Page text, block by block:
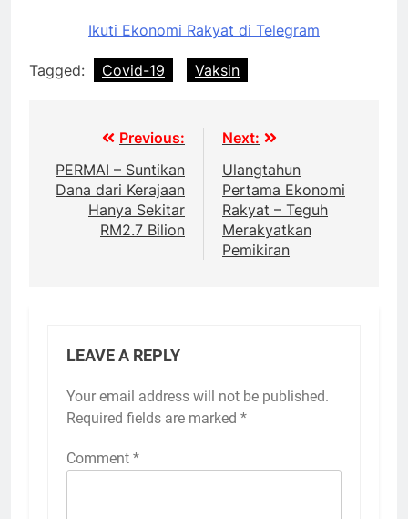
Ikuti Ekonomi Rakyat di Telegram
Tagged: Covid-19 Vaksin
navigation
Previous:
PERMAI – Suntikan
Dana dari Kerajaan
Hanya Sekitar
RM2.7 Bilion
Next:
Ulangtahun
Pertama Ekonomi
Rakyat – Teguh
Merakyatkan
Pemikiran
LEAVE A REPLY
Your email address will not be published.
Required fields are marked *
Comment *